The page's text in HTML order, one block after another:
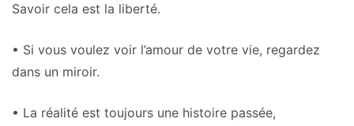
Savoir cela est la liberté.
• Si vous voulez voir l’amour de votre vie, regardez
dans un miroir.
• La réalité est toujours une histoire passée,